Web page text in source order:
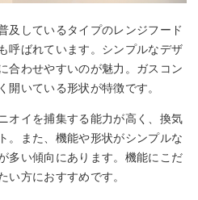
及しているタイプのレンジフード
呼ばれています。シンプルなデザ
合わせやすいのが魅力。ガスコン
開いている形状が特徴です。
オイを捕集する能力が高く、換気
。また、機能や形状がシンプルな
多い傾向にあります。機能にこだ
い方におすすめです。